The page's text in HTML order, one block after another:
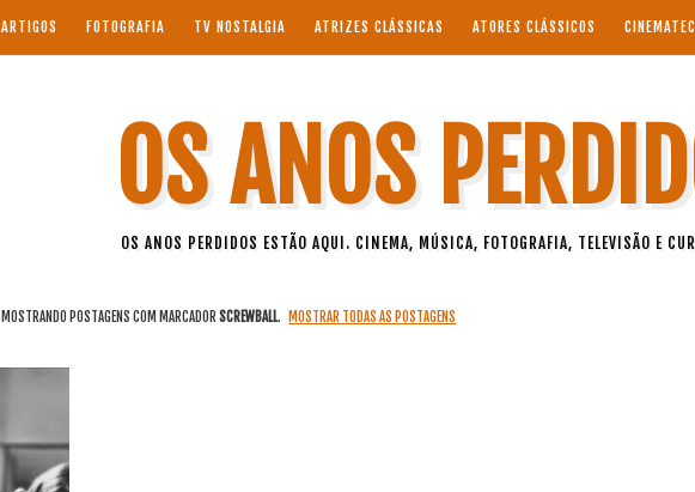
ARTIGOS FOTOGRAFIA TV NOSTALGIA ATRIZES CLÁSSICAS ATORES CLÁSSICOS
OS ANOS
OS ANOS PERDIDOS ESTÃO AQUI. CINEMA, MÚSICA, FOTOGRAFIA, TELEVISÃO E
MOSTRANDO POSTAGENS COM MARCADORSCREWBALL. MOSTRAR TODAS AS POSTAGENS